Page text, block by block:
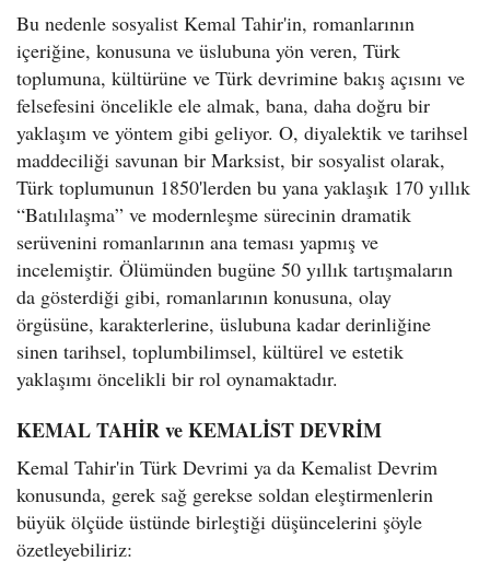
Bu nedenle sosyalist Kemal Tahir'in, romanlarının
içeriğine, konusuna ve üslubuna yön veren, Türk
toplumuna, kültürüne ve Türk devrimine bakış açısını ve
felsefesini öncelikle ele almak, bana, daha doğru bir
yaklaşım ve yöntem gibi geliyor. O, diyalektik ve tarihsel
maddeciliği savunan bir Marksist, bir sosyalist olarak,
Türk toplumunun 1850'lerden bu yana yaklaşık 170 yıllık
“Batılılaşma” ve modernleşme sürecinin dramatik
serüvenini romanlarının ana teması yapmış ve
incelemiştir. Ölümünden bugüne 50 yıllık tartışmaların
da gösterdiği gibi, romanlarının konusuna, olay
örgüsüne, karakterlerine, üslubuna kadar derinliğine
sinen tarihsel, toplumbilimsel, kültürel ve estetik
yaklaşımı öncelikli bir rol oynamaktadır.
KEMAL TAHİR ve KEMALİST DEVRİM
Kemal Tahir'in Türk Devrimi ya da Kemalist Devrim
konusunda, gerek sağ gerekse soldan eleştirmenlerin
büyük ölçüde üstünde birleştiği düşüncelerini şöyle
özetleyebiliriz: